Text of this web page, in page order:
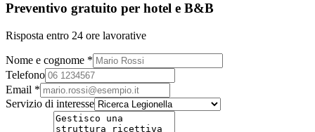
Preventivo gratuito per hotel e B&B
Risposta entro 24 ore lavorative
Nome e cognome *
Telefono
Email *
Servizio di interesse